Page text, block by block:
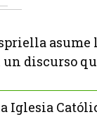
un discurso
Iglesia